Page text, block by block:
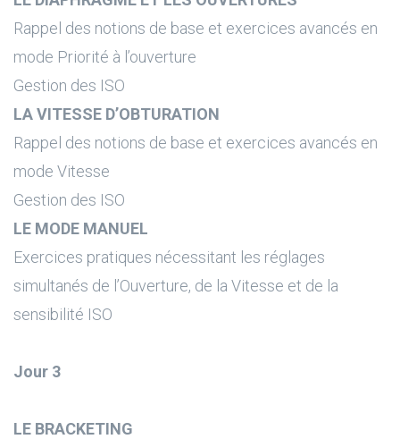
Rappel des notions de base et exercices avancés en
mode Priorité à l’ouverture
Gestion des ISO
LA VITESSE D’OBTURATION
Rappel des notions de base et exercices avancés en
mode Vitesse
Gestion des ISO
LE MODE MANUEL
Exercices pratiques nécessitant les réglages
simultanés de l’Ouverture, de la Vitesse et de la
sensibilité ISO
Jour 3
LE BRACKETING